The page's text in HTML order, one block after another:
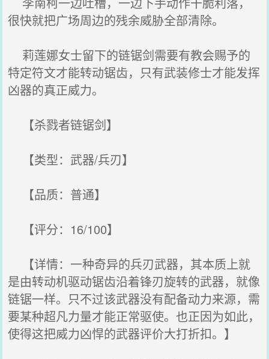
很快就把广场周边的残余威胁全部清除。
莉莲娜女士留下的链锯剑需要有教会赐予的
特定符文才能转动锯齿，只有武装修士才能发挥
凶器的真正威力。
【杀戮者链锯剑】
【类型：武器/兵刃】
【品质：普通】
【评分：16/100】
【详情：一种奇异的兵刃武器，其本质上就
是由转动机驱动锯齿沿着锋刃旋转的武器，就像
链锯一样。只不过该武器没有配备动力来源，需
要某种超凡力量才能正常驱使。也正因为如此，
使得这把威力凶悍的武器评价大打折扣。】